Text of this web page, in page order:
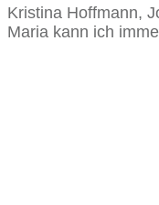
Kristina Hoffmann,
Maria kann ich